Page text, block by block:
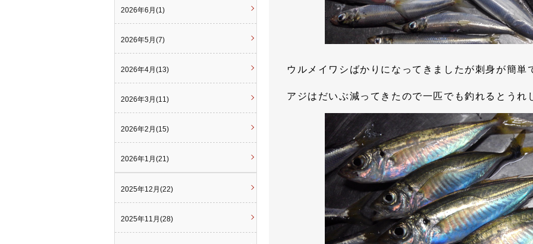
ウルメイワシばかりになってきましたが刺身が簡単
アジはだいぶ減ってきたので一匹でも釣れるとうれ
2026年6月(1)
2026年5月(7)
2026年4月(13)
2026年3月(11)
2026年2月(15)
2026年1月(21)
2025年12月(22)
2025年11月(28)